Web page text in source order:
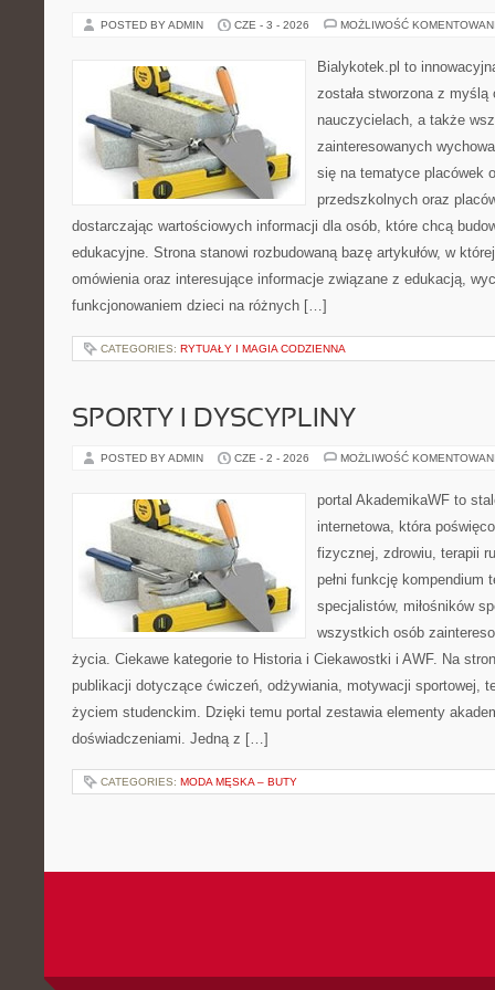
POSTED BY ADMIN CZE - 3 - 2026 MOŻLIWOŚĆ
Bialykotek.pl to
została stworzona z
nauczycielach, a także
zainteresowanych
się na tematyce placówek
przedszkolnych oraz
dostarczając wartościowych informacji dla osób, które chcą
edukacyjne. Strona stanowi rozbudowaną bazę artykułów, w
omówienia oraz interesujące informacje związane z edukacją,
funkcjonowaniem dzieci na różnych […]
CATEGORIES: RYTUAŁY I MAGIA CODZIENNA
SPORTY I DYSCYPLINY
POSTED BY ADMIN CZE - 2 - 2026 MOŻLIWOŚĆ
portal AkademikaWF to
internetowa, która
fizycznej, zdrowiu, terapii
pełni funkcję kompendium
specjalistów, miłośników
wszystkich osób
życia. Ciekawe kategorie to Historia i Ciekawostki i AWF. Na
publikacji dotyczące ćwiczeń, odżywiania, motywacji sportowej,
życiem studenckim. Dzięki temu portal zestawia elementy
doświadczeniami. Jedną z […]
CATEGORIES: MODA MĘSKA – BUTY